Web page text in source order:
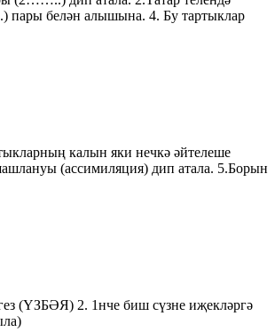
пары белән алышына. 4. Бу тартыклар
калын яки нечкә әйтелеше
(ассимиляция) дип атала. 5.Борын
(ҮЗБӘЯ) 2. 1нче биш сүзне иҗекләргә